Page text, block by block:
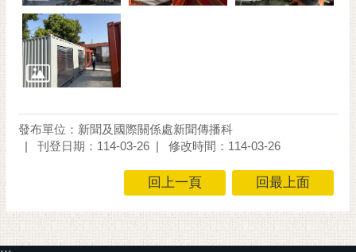
策
網
站
資
開
放
宣
府
交
發布單位：新聞及國際關係處新聞傳播科
刊登日期：114-03-26
修改時間：114-03-26
回上一頁 回最上面